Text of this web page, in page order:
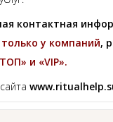
контактная
только у компаний,
и «VIP».